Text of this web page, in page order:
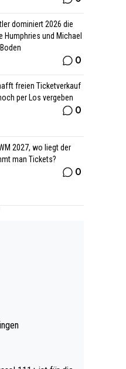
dominiert 2026 die
Humphries und Michael
0
freien Ticketverkauf
per Los vergeben
0
2027, wo liegt der
man Tickets?
0